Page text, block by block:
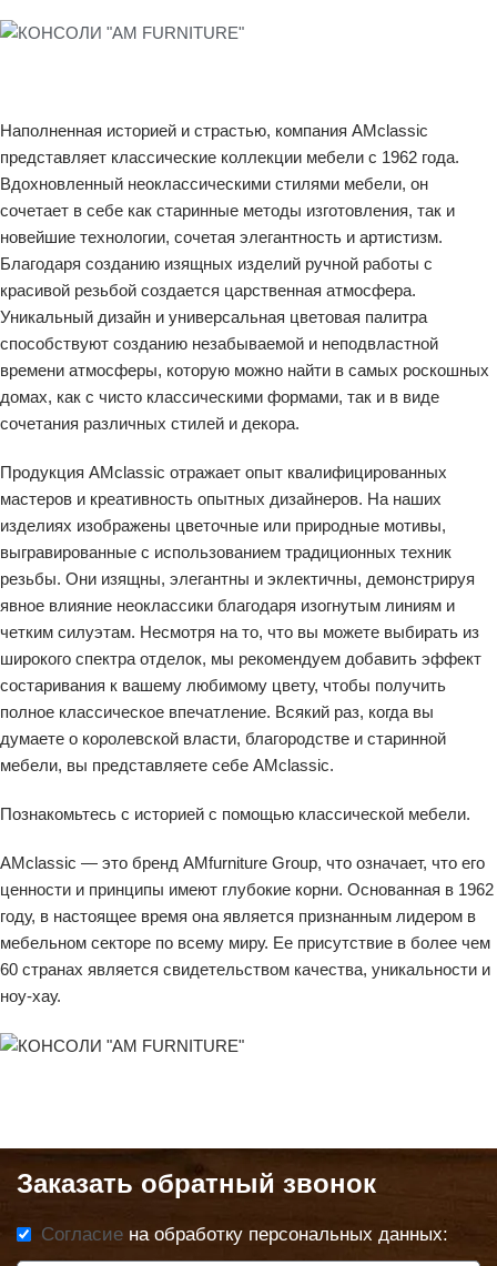
Наполненная историей и страстью, компания AMclassic
представляет классические коллекции мебели с 1962 года.
Вдохновленный неоклассическими стилями мебели, он
сочетает в себе как старинные методы изготовления, так и
новейшие технологии, сочетая элегантность и артистизм.
Благодаря созданию изящных изделий ручной работы с
красивой резьбой создается царственная атмосфера.
Уникальный дизайн и универсальная цветовая палитра
способствуют созданию незабываемой и неподвластной
времени атмосферы, которую можно найти в самых роскошных
домах, как с чисто классическими формами, так и в виде
сочетания различных стилей и декора.
Продукция AMclassic отражает опыт квалифицированных
мастеров и креативность опытных дизайнеров. На наших
изделиях изображены цветочные или природные мотивы,
выгравированные с использованием традиционных техник
резьбы. Они изящны, элегантны и эклектичны, демонстрируя
явное влияние неоклассики благодаря изогнутым линиям и
четким силуэтам. Несмотря на то, что вы можете выбирать из
широкого спектра отделок, мы рекомендуем добавить эффект
состаривания к вашему любимому цвету, чтобы получить
полное классическое впечатление. Всякий раз, когда вы
думаете о королевской власти, благородстве и старинной
мебели, вы представляете себе AMclassic.
Познакомьтесь с историей с помощью классической мебели.
AMclassic — это бренд AMfurniture Group, что означает, что его
ценности и принципы имеют глубокие корни. Основанная в 1962
году, в настоящее время она является признанным лидером в
мебельном секторе по всему миру. Ее присутствие в более чем
60 странах является свидетельством качества, уникальности и
ноу-хау.
Заказать обратный звонок
Согласие на обработку персональных данных: